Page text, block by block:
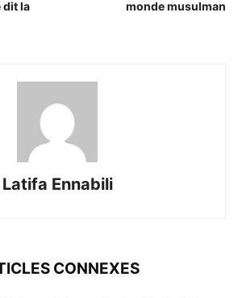
dit la
monde musulman
Latifa Ennabili
CONNEXES